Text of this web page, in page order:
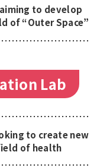
to develop
of “Outer Space”
Lab
to create new
of health